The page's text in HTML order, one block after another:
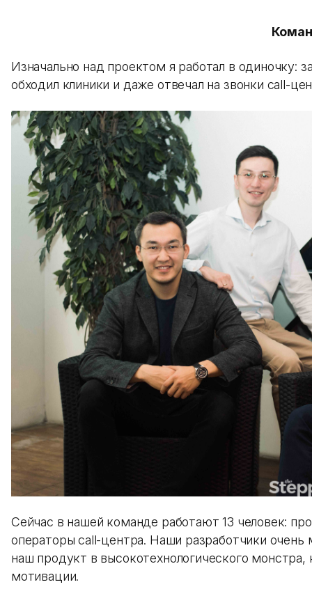
Изначально над проектом я работал в одиночку:
обходил клиники и даже отвечал на звонки call-
Сейчас в нашей команде работают 13 человек:
операторы call-центра. Наши разработчики очень
наш продукт в высокотехнологического
мотивации.